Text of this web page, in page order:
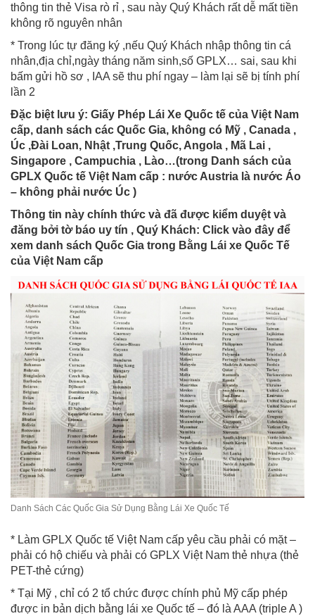
thông tin thẻ Visa rò rỉ , sau này Quý Khách rất dễ mất tiền
không rõ nguyên nhân
* Trong lúc tự đăng ký ,nếu Quý Khách nhập thông tin cá
nhân,địa chỉ,ngày tháng năm sinh,số GPLX… sai, sau khi
bấm gửi hồ sơ , IAA sẽ thu phí ngay – làm lại sẽ bị tính phí
lần 2
Đặc biệt lưu ý: Giấy Phép Lái Xe Quốc tế của Việt Nam
cấp, danh sách các Quốc Gia, không có Mỹ , Canada ,
Úc ,Đài Loan, Nhật ,Trung Quốc, Angola , Mã Lai ,
Singapore , Campuchia , Lào…(trong Danh sách của
GPLX Quốc tế Việt Nam cấp : nước Austria là nước Áo
– không phải nước Úc )
Thông tin này chính thức và đã được kiểm duyệt và
đăng bởi tờ báo uy tín , Quý Khách: Click vào đây để
xem danh sách Quốc Gia trong Bằng Lái xe Quốc Tế
của Việt Nam cấp
Danh Sách Các Quốc Gia Sử Dụng Bằng Lái Xe Quốc Tế
* Làm GPLX Quốc tế Việt Nam cấp yêu cầu phải có mặt –
phải có hộ chiếu và phải có GPLX Việt Nam thẻ nhựa (thẻ
PET-thẻ cứng)
* Tại Mỹ , chỉ có 2 tổ chức được chính phủ Mỹ cấp phép
được in bản dịch bằng lái xe Quốc tế – đó là AAA (triple A )